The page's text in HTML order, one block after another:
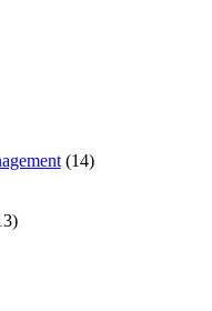
(14)